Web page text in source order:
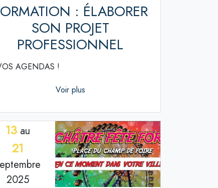
: ÉLABORER
SON PROJET
PROFESSIONNEL
AGENDAS !
Voir plus
13 au
21
2025